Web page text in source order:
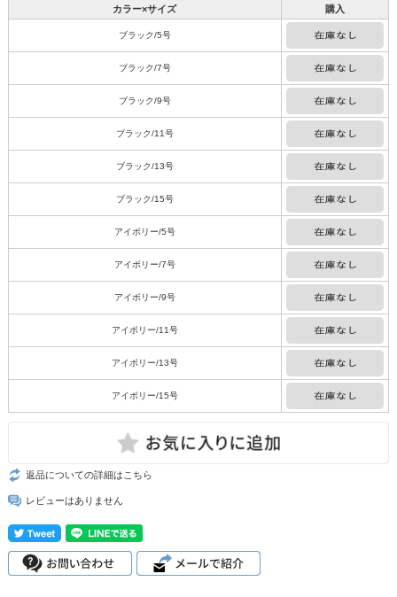
カラー×サイズ 購入
ブラック/5号
ブラック/7号
ブラック/9号
ブラック/11号
ブラック/13号
ブラック/15号
アイボリー/5号
アイボリー/7号
アイボリー/9号
アイボリー/11号
アイボリー/13号
アイボリー/15号
返品についての詳細はこちら
レビューはありません